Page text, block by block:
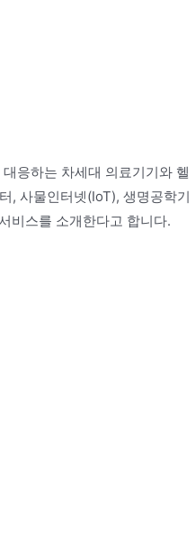
응하는 차세대 의료기기와 헬
, 사물인터넷(IoT), 생명공학기
비스를 소개한다고 합니다.